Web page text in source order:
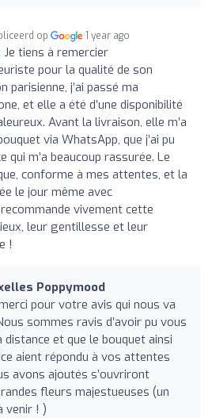
op 1 year ago
Je tiens à remercier
pour la qualité de son
parisienne, j’ai passé ma
et elle a été d’une disponibilité
Avant la livraison, elle m’a
via WhatsApp, que j’ai pu
qui m’a beaucoup rassurée. Le
conforme à mes attentes, et la
le jour même avec
vivement cette
leur gentillesse et leur
!
Poppymood
pour votre avis qui nous va
sommes ravis d’avoir pu vous
distance et que le bouquet ainsi
aient répondu à vos attentes
avons ajoutés s’ouvriront
fleurs majestueuses (un
venir ! )